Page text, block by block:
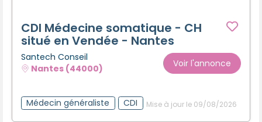
CDI Médecine somatique - CH
situé en Vendée - Nantes
Santech Conseil
Nantes (44000)
Voir l'annonce
Médecin généraliste CDI Mise à jour le 09/08/2026